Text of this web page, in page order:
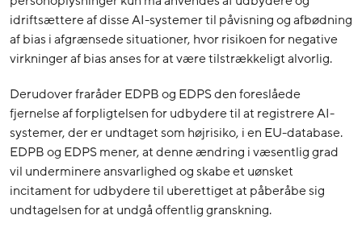
idriftsættere af disse AI-systemer til påvisning og afbødning
af bias i afgrænsede situationer, hvor risikoen for negative
virkninger af bias anses for at være tilstrækkeligt alvorlig.
Derudover fraråder EDPB og EDPS den foreslåede
fjernelse af forpligtelsen for udbydere til at registrere AI-
systemer, der er undtaget som højrisiko, i en EU-database.
EDPB og EDPS mener, at denne ændring i væsentlig grad
vil underminere ansvarlighed og skabe et uønsket
incitament for udbydere til uberettiget at påberåbe sig
undtagelsen for at undgå offentlig granskning.